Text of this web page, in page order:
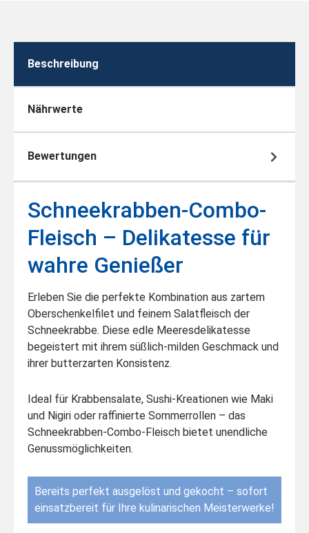
Beschreibung
Nährwerte
Bewertungen
Schneekrabben-Combo-
Fleisch – Delikatesse für
wahre Genießer
Erleben Sie die perfekte Kombination aus zartem
Oberschenkelfilet und feinem Salatfleisch der
Schneekrabbe. Diese edle Meeresdelikatesse
begeistert mit ihrem süßlich-milden Geschmack und
ihrer butterzarten Konsistenz.
Ideal für Krabbensalate, Sushi-Kreationen wie Maki
und Nigiri oder raffinierte Sommerrollen – das
Schneekrabben-Combo-Fleisch bietet unendliche
Genussmöglichkeiten.
Bereits perfekt ausgelöst und gekocht – sofort
einsatzbereit für Ihre kulinarischen Meisterwerke!